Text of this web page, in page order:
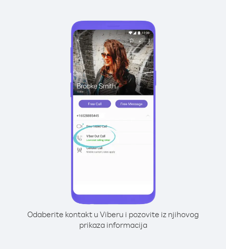
Odaberite kontakt u Viberu i pozovite iz njihovog
prikaza informacija